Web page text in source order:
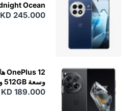
Ocean
KD 245.000
Black
KD 189.000